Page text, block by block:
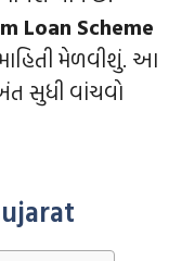
Loan Scheme
મેળવીશું. આ
સુધી વાંચવો